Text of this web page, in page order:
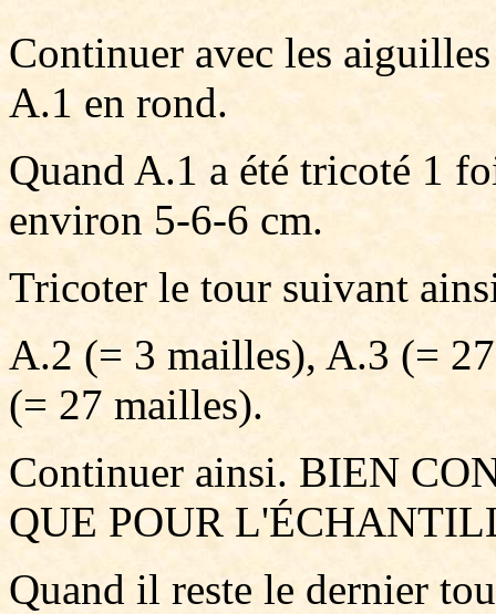
Continuer avec les
A.1 en rond.
Quand A.1 a été tricoté 1
environ 5-6-6 cm.
Tricoter le tour suivant
A.2 (= 3 mailles), A.3 (=
(= 27 mailles).
Continuer ainsi. BIEN
QUE POUR
Quand il reste le dernier